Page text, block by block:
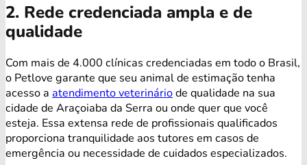
2. Rede credenciada ampla e de
qualidade
Com mais de 4.000 clínicas credenciadas em todo o Brasil,
o Petlove garante que seu animal de estimação tenha
acesso a atendimento veterináriode qualidade na sua
cidade de Araçoiaba da Serra ou onde quer que você
esteja. Essa extensa rede de profissionais qualificados
proporciona tranquilidade aos tutores em casos de
emergência ou necessidade de cuidados especializados.